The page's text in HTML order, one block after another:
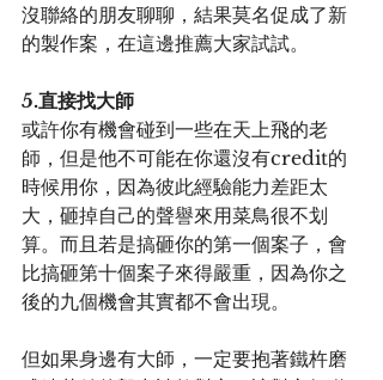
沒聯絡的朋友聊聊，結果莫名促成了新
的製作案，在這邊推薦大家試試。
5.直接找大師
或許你有機會碰到一些在天上飛的老
師，但是他不可能在你還沒有credit的
時候用你，因為彼此經驗能力差距太
大，砸掉自己的聲譽來用菜鳥很不划
算。而且若是搞砸你的第一個案子，會
比搞砸第十個案子來得嚴重，因為你之
後的九個機會其實都不會出現。
但如果身邊有大師，一定要抱著鐵杵磨